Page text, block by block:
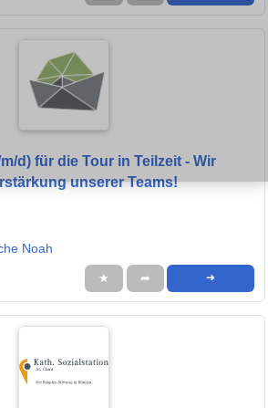
d) für die Tour in Teilzeit - Wir
unserer Teams!
Noah
★ ➦ ➜